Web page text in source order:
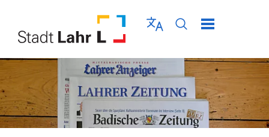
Sprache wählen
Seiten-Suche
Menü schließen